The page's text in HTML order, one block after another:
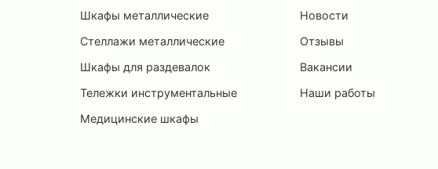
Шкафы металлические
Стеллажи металлические
Шкафы для раздевалок
Тележки инструментальные
Медицинские шкафы
Новости
Отзывы
Вакансии
Наши работы